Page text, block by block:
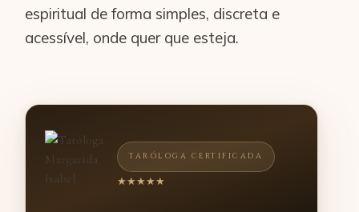
espiritual de forma simples, discreta e
acessível, onde quer que esteja.
TARÓLOGA CERTIFICADA
★★★★★